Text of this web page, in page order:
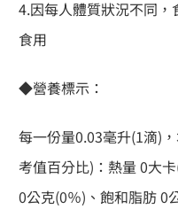
4.因每人體質狀況不同
食用
◆營養標示：
每一份量0.03毫升(1滴)
考值百分比)：熱量 0大
0公克(0％)、飽和脂肪 0